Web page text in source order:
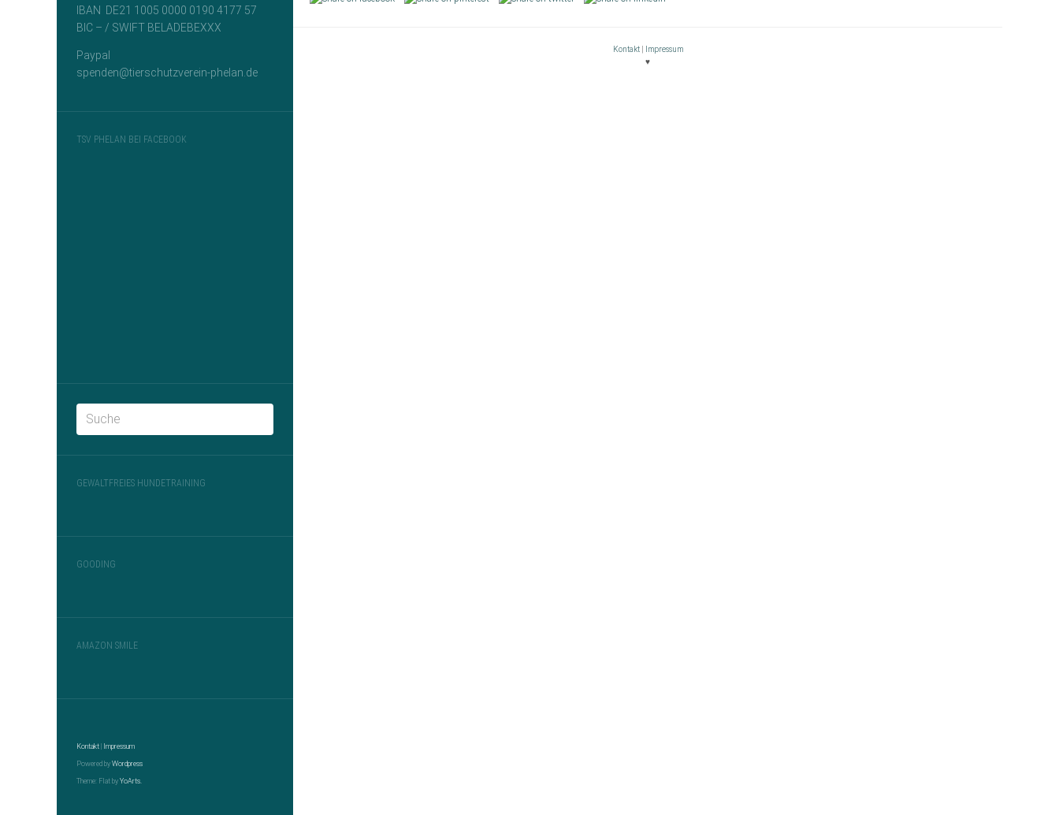
IBAN DE21 1005 0000 0190 4177 57
BIC – / SWIFT BELADEBEXXX
Paypal
spenden@tierschutzverein-phelan.de
TSV PHELAN BEI FACEBOOK
GEWALTFREIES HUNDETRAINING
GOODING
AMAZON SMILE
Kontakt Impressum
Powered by Wordpress
Theme: Flat by YoArts.
Kontakt|
Impressum
♥